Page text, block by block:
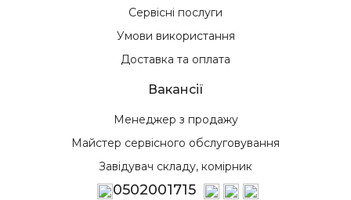
Сервісні послуги
Умови використання
Доставка та оплата
Вакансії
Менеджер з продажу
Майстер сервісного обслуговування
Завідувач складу, комірник
0502001715